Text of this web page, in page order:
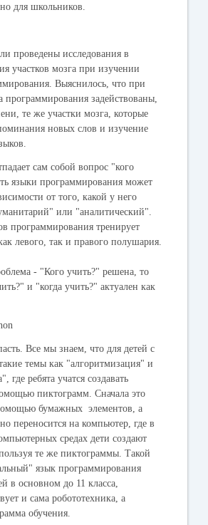
для школьников.
проведены исследования в
участков мозга при изучении
Выяснилось, что при
программирования задействованы,
те же участки мозга, которые
новых слов и изучение
сам собой вопрос "кого
языки программирования может
от того, какой у него
или "аналитический".
программирования тренирует
левого, так и правого полушария.
- "Кого учить?" решена, то
и "когда учить?" актуален как
Все мы знаем, что для детей с
темы как "алгоритмизация" и
где ребята учатся создавать
пиктограмм. Сначала это
бумажных элементов, а
переносится на компьютер, где в
средах дети создают
те же пиктограммы. Такой
язык программирования
в основном до 11 класса,
и сама робототехника, а
обучения.